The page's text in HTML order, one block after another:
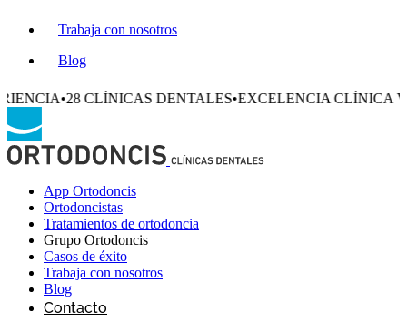
Trabaja con nosotros
Blog
CLÍNICAS DENTALES•EXCELENCIA CLÍNICA
App Ortodoncis
Ortodoncistas
Tratamientos de ortodoncia
Grupo Ortodoncis
Casos de éxito
Trabaja con nosotros
Blog
Contacto